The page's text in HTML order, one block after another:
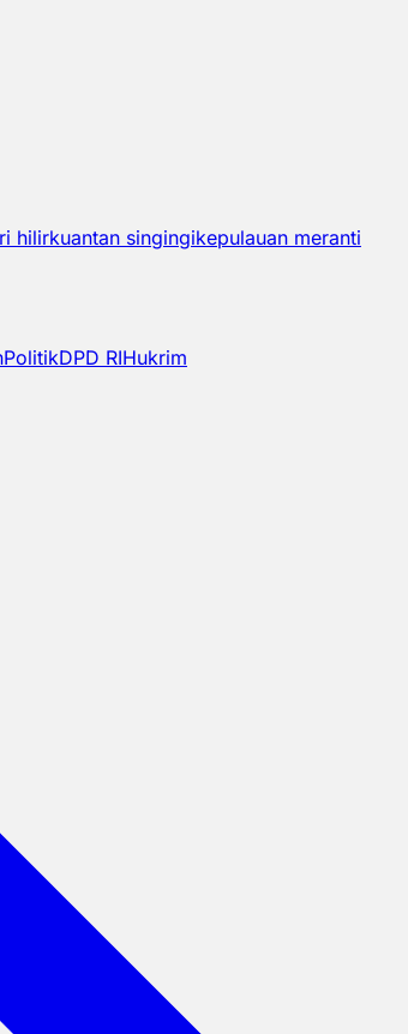
hilirkuantan singingikepulauan meranti
PolitikDPD RIHukrim